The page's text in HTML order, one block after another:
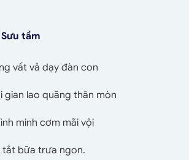
tầm
vất vả dạy đàn con
gian lao quãng thân mòn
minh cơm mãi vội
tắt bữa trưa ngon.